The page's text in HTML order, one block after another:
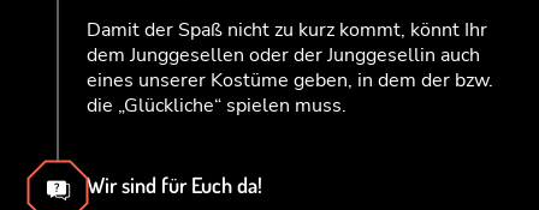
Damit der Spaß nicht zu kurz kommt, könnt Ihr
dem Junggesellen oder der Junggesellin auch
eines unserer Kostüme geben, in dem der bzw.
die „Glückliche“ spielen muss.
Wir sind für Euch da!